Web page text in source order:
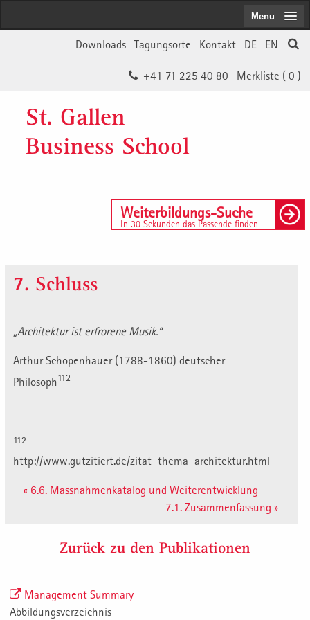
EN
DE
Kontakt
Tagungsorte
Downloads
Merkliste ( 0 )
+41 71 225 40 80
St. Gallen
Business School
Weiterbildungs-Suche
In 30 Sekunden das Passende finden
Menu
7. Schluss
„Architektur ist erfrorene Musik.“
Arthur Schopenhauer (1788-1860) deutscher
Philosoph112
112
http://www.gutzitiert.de/zitat_thema_architektur.html
« 6.6. Massnahmenkatalog und Weiterentwicklung
7.1. Zusammenfassung »
Zurück zu den Publikationen
Management Summary
Abbildungsverzeichnis